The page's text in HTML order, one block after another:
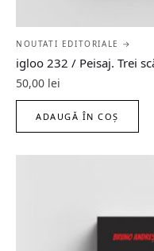
NOUTATI EDITORIALE →
igloo 232 / Peisaj. Trei
50,00 lei
ADAUGĂ ÎN COȘ